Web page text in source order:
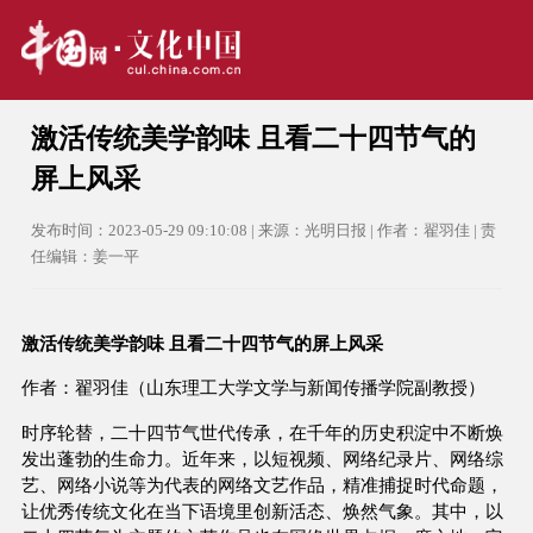
激活传统美学韵味 且看二十四节气的
屏上风采
发布时间：2023-05-29 09:10:08 | 来源：光明日报 | 作者：翟羽佳 | 责
任编辑：姜一平
激活传统美学韵味 且看二十四节气的屏上风采
作者：翟羽佳（山东理工大学文学与新闻传播学院副教授）
时序轮替，二十四节气世代传承，在千年的历史积淀中不断焕
发出蓬勃的生命力。近年来，以短视频、网络纪录片、网络综
艺、网络小说等为代表的网络文艺作品，精准捕捉时代命题，
让优秀传统文化在当下语境里创新活态、焕然气象。其中，以